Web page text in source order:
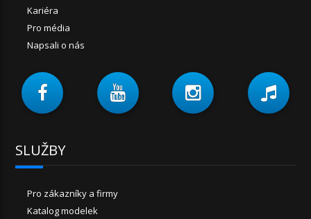
Kariéra
Pro média
Napsali o nás
SLUŽBY
Pro zákazníky a firmy
Katalog modelek